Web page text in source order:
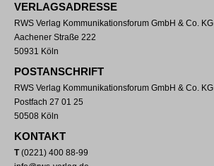
VERLAGSADRESSE
RWS Verlag Kommunikationsforum GmbH & Co. KG
Aachener Straße 222
50931 Köln
POSTANSCHRIFT
RWS Verlag Kommunikationsforum GmbH & Co. KG
Postfach 27 01 25
50508 Köln
KONTAKT
T(0221) 400 88-99